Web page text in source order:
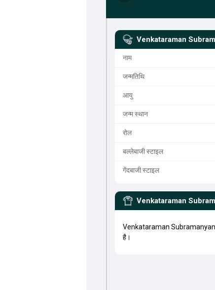
Venkataraman
नाम
जन्मतिथि
आयु
जन्म स्थान
रोल
बल्लेबाजी स्टाइल
गेंदबाजी स्टाइल
Venkataraman
Venkataraman
है।